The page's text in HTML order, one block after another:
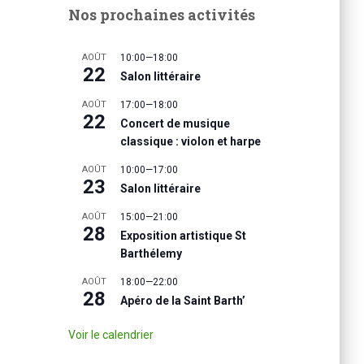
Nos prochaines activités
AOÛT
22
10:00—18:00
Salon littéraire
AOÛT
22
17:00—18:00
Concert de musique
classique : violon et harpe
AOÛT
23
10:00—17:00
Salon littéraire
AOÛT
28
15:00—21:00
Exposition artistique St
Barthélemy
AOÛT
28
18:00—22:00
Apéro de la Saint Barth’
Voir le calendrier